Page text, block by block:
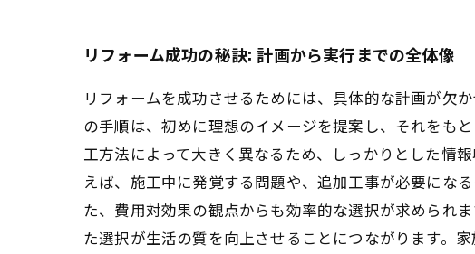
リフォーム成功の秘訣: 計画から実行までの全体像
リフォームを成功させるためには、具体的な計画が欠
の手順は、初めに理想のイメージを提案し、それをも
工方法によって大きく異なるため、しっかりとした情
えば、施工中に発覚する問題や、追加工事が必要にな
た、費用対効果の観点からも効率的な選択が求められ
た選択が生活の質を向上させることにつながります。